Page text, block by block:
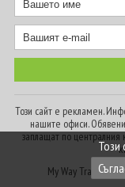
Този сайт е рекламен.
нашите офиси.
заплащат по
My Way Travel ©
Този